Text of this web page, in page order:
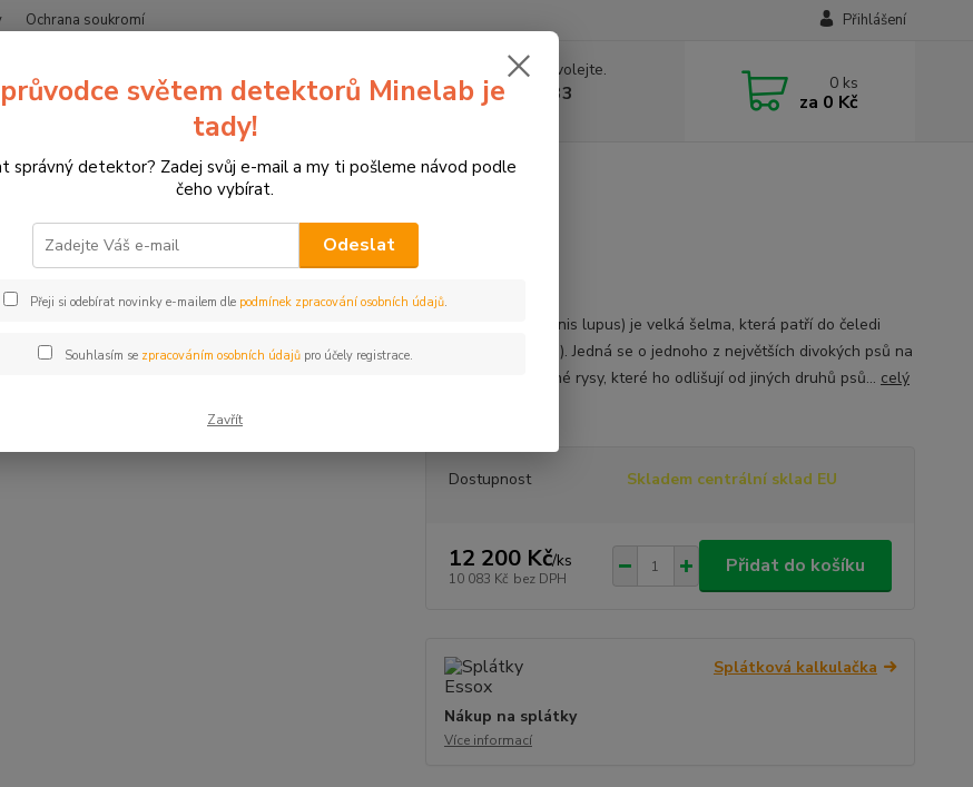
Ochrana soukromí Přihlášení
Hledat
Nevíte si rady? Zavolejte.
+420774877333 0 ks
za 0 Kč
pro sportovní lukostřelbu 3D terč vlk, terč Leitold
vlk, terč Leitold
3D terč vlk Vlk (Canis lupus) je velká šelma, která patří do čeledi
psovitých (Canidae). Jedná se o jednoho z největších divokých psů na
světě a má význačné rysy, které ho odlišují od jiných druhů psů... celý
Dostupnost Skladem centrální sklad EU
12 200 Kč/ks
10 083 Kč bez DPH
Přidat do košíku
Splátková kalkulačka
Nákup na splátky
Více informací
světem detektorů Minelab je
tady!
správný detektor? Zadej svůj e-mail a my ti pošleme návod podle
čeho vybírat.
Odeslat
Přeji si odebírat novinky e-mailem dle podmínek zpracování osobních údajů.
Souhlasím se zpracováním osobních údajůpro účely registrace.
Zavřít